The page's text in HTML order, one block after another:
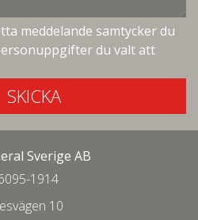
meddelande samtycker du
du valt att
SKICKA
Sverige AB
1914
10